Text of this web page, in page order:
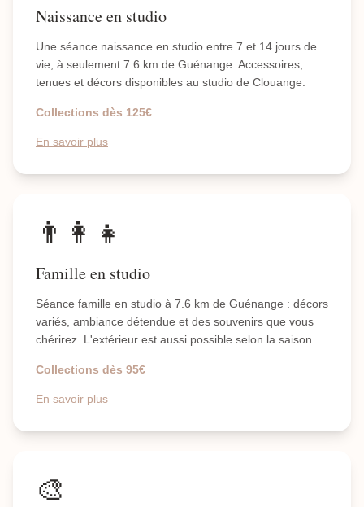
Naissance en studio
Une séance naissance en studio entre 7 et 14 jours de
vie, à seulement 7.6 km de Guénange. Accessoires,
tenues et décors disponibles au studio de Clouange.
Collections dès 125€
En savoir plus
👨‍👩‍👧
Famille en studio
Séance famille en studio à 7.6 km de Guénange : décors
variés, ambiance détendue et des souvenirs que vous
chérirez. L'extérieur est aussi possible selon la saison.
Collections dès 95€
En savoir plus
🎨